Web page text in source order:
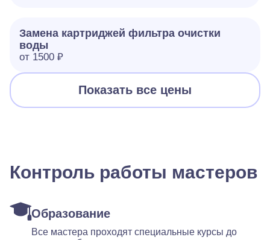
Замена картриджей фильтра очистки
воды
от 1500 ₽
Показать все цены
Контроль работы мастеров
Образование
Все мастера проходят специальные курсы до